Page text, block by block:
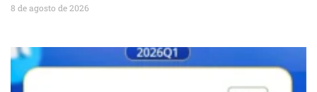
8 de agosto de 2026